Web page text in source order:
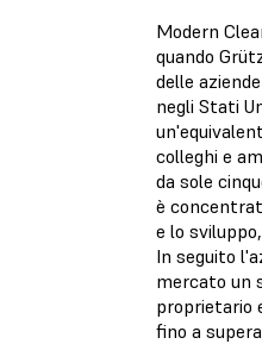
Modern
quando
delle
negli Stati
colleghi e
da sole
è
e lo
In seguito
mercato un
proprietario
fino a